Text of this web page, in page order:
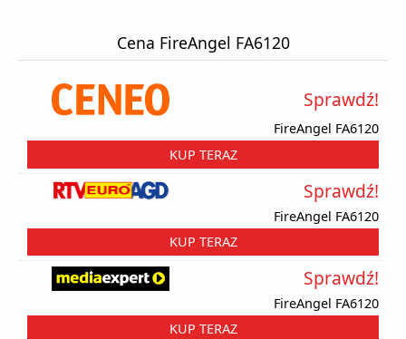
Cena FireAngel FA6120
FireAngel FA6120
Sprawdź!
KUP TERAZ
FireAngel FA6120
Sprawdź!
KUP TERAZ
FireAngel FA6120
Sprawdź!
KUP TERAZ